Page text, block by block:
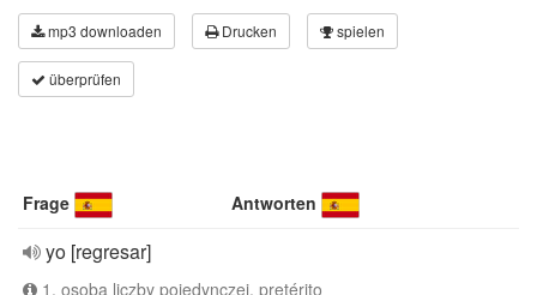
mp3 downloaden Drucken spielen
überprüfen
Frage Antworten
yo [regresar]
1. osoba liczby pojedynczej, pretérito